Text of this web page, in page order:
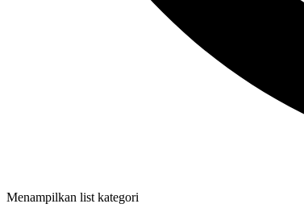
Menampilkan list kategori